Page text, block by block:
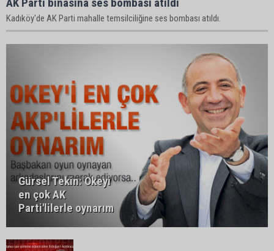
Kadıköy'de AK Parti mahalle temsilciliğine ses bombası atıldı.
Gürsel Tekin: Okeyi
en çok AK
Parti'lilerle oynarım